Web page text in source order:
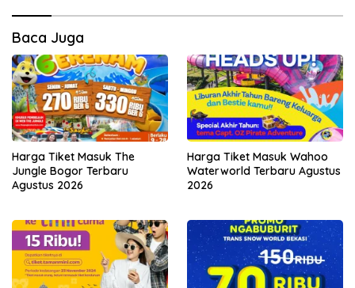
Baca Juga
Harga Tiket Masuk The
Jungle Bogor Terbaru
Agustus 2026
Harga Tiket Masuk Wahoo
Waterworld Terbaru Agustus
2026